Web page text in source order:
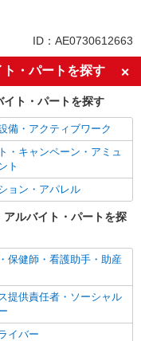
迎
二新卒歓迎
夫歓迎
40代～）活躍中
60代～）活躍中
・賞与あり
2日制
煙
勤OK
給
ID：AE0730612663
・パートを探す
ト・パートを探す
備・アクティブワーク
・キャンペーン・アミュ
ト
ョン・アパレル
ルバイト・パートを探
保健師・看護助手・助産
提供責任者・ソーシャル
イバー